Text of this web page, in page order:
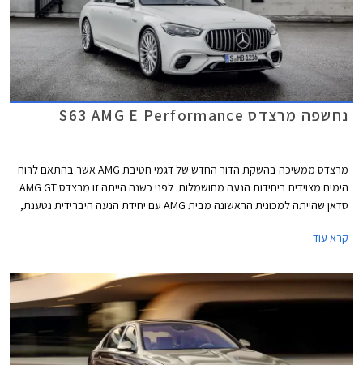
נחשפה מרצדס S63 AMG E Performance
מרצדס ממשיכה בהשקת הדור החדש של דגמי חטיבת AMG אשר בהתאם לרוח
הימים מצוידים ביחידות הנעה מחושמלות. לפני כשנה הייתה זו מרצדס AMG GT
סדאן שהייתה למכונית הראשונה מבית AMG עם יחידת הנעה היברידית נטענת,
של ספינת הדגל מרצדס S63 AMG E Performance.
קרא עוד